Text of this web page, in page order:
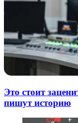
Это стоит
пишут историю